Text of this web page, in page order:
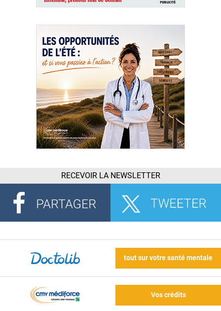
RECEVOIR LA NEWSLETTER
tout sur votre santé mentale
Vos crédits